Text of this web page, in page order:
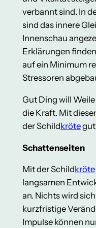
verbannt sind. In
sind das innere
Innenschau
Erklärungen
auf ein Minimum
Stressoren
Gut Ding will
die Kraft. Mit
der Schildkrötegut
Schattenseiten
Mit der Schildkröte
langsamen
an. Nichts wird
kurzfristige
Impulse können